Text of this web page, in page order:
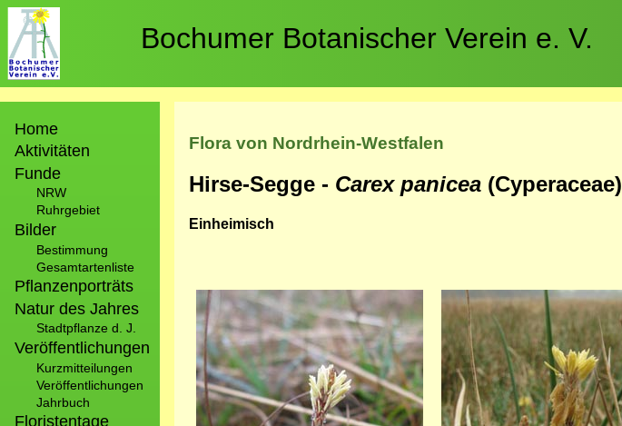
Direkt
zum
Inhalt
Bochumer Botanischer Verein e. V.
Home
Aktivitäten
Funde
NRW
Ruhrgebiet
Bilder
Bestimmung
Gesamtartenliste
Pflanzenporträts
Natur des Jahres
Stadtpflanze d. J.
Veröffentlichungen
Kurzmitteilungen
Veröffentlichungen
Jahrbuch
Floristentage
Flora von Nordrhein-Westfalen
Hirse-Segge - Carex panicea (Cyperaceae)
Einheimisch
Bild Bild